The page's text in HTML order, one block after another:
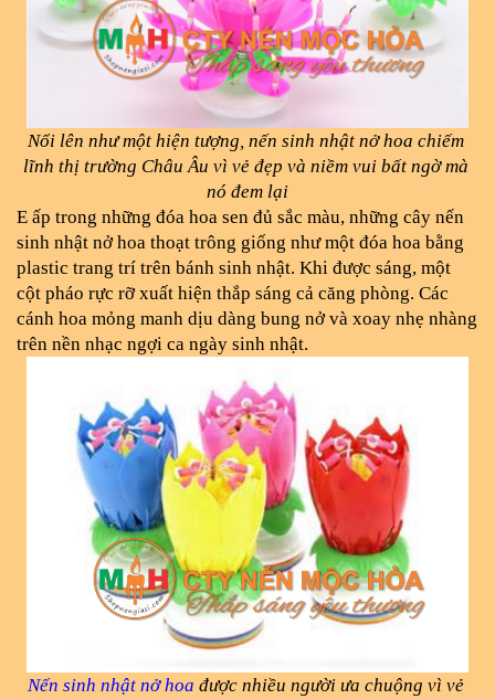
Nổi lên như một hiện tượng, nến sinh nhật nở hoa chiếm
lĩnh thị trường Châu Âu vì vẻ đẹp và niềm vui bất ngờ mà
nó đem lại
E ấp trong những đóa hoa sen đủ sắc màu, những cây nến
sinh nhật nở hoa thoạt trông giống như một đóa hoa bằng
plastic trang trí trên bánh sinh nhật. Khi được sáng, một
cột pháo rực rỡ xuất hiện thắp sáng cả căng phòng. Các
cánh hoa mỏng manh dịu dàng bung nở và xoay nhẹ nhàng
trên nền nhạc ngợi ca ngày sinh nhật.
Nến sinh nhật nở hoa được nhiều người ưa chuộng vì vẻ